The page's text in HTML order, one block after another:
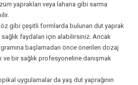
yaprakları veya lahana gibi sarma
öz gibi çeşitli formlarda bulunan dut yaprak
faydaları için alabilirsiniz. Ancak
başlamadan önce önerilen dozaj
ve bir sağlık profesyoneline danışmak
uygulamalar da yaş dut yaprağının